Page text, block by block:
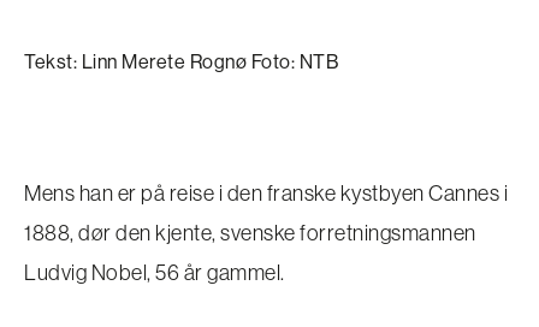
Tekst: Linn Merete Rognø Foto: NTB
Mens han er på reise i den franske kystbyen Cannes i
1888, dør den kjente, svenske forretningsmannen
Ludvig Nobel, 56 år gammel.